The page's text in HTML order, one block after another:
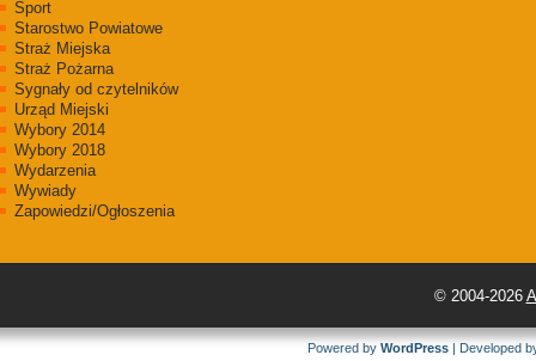
Sport
Starostwo Powiatowe
Straż Miejska
Straż Pożarna
Sygnały od czytelników
Urząd Miejski
Wybory 2014
Wybory 2018
Wydarzenia
Wywiady
Zapowiedzi/Ogłoszenia
© 2004-2026
Powered by WordPress | Developed